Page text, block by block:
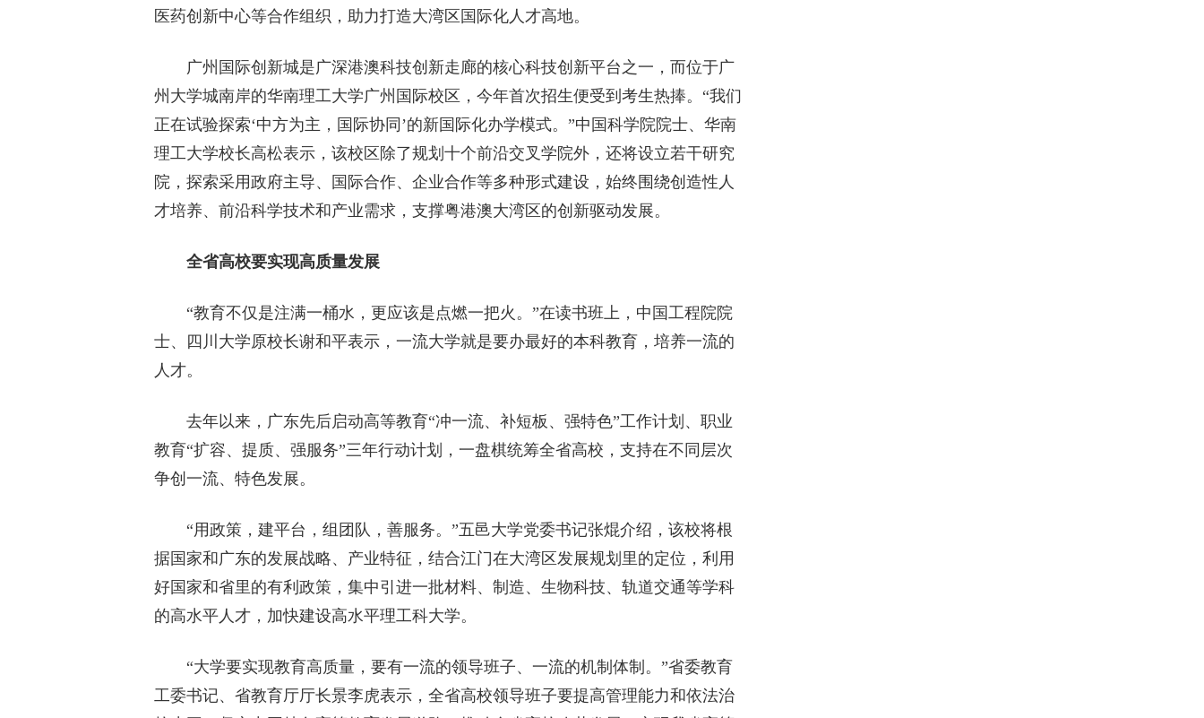
医药创新中心等合作组织，助力打造大湾区国际化人才高地。
广州国际创新城是广深港澳科技创新走廊的核心科技创新平台之一，而位于广
州大学城南岸的华南理工大学广州国际校区，今年首次招生便受到考生热捧。“我们
正在试验探索‘中方为主，国际协同’的新国际化办学模式。”中国科学院院士、华南
理工大学校长高松表示，该校区除了规划十个前沿交叉学院外，还将设立若干研究
院，探索采用政府主导、国际合作、企业合作等多种形式建设，始终围绕创造性人
才培养、前沿科学技术和产业需求，支撑粤港澳大湾区的创新驱动发展。
全省高校要实现高质量发展
“教育不仅是注满一桶水，更应该是点燃一把火。”在读书班上，中国工程院院
士、四川大学原校长谢和平表示，一流大学就是要办最好的本科教育，培养一流的
人才。
去年以来，广东先后启动高等教育“冲一流、补短板、强特色”工作计划、职业
教育“扩容、提质、强服务”三年行动计划，一盘棋统筹全省高校，支持在不同层次
争创一流、特色发展。
“用政策，建平台，组团队，善服务。”五邑大学党委书记张焜介绍，该校将根
据国家和广东的发展战略、产业特征，结合江门在大湾区发展规划里的定位，利用
好国家和省里的有利政策，集中引进一批材料、制造、生物科技、轨道交通等学科
的高水平人才，加快建设高水平理工科大学。
“大学要实现教育高质量，要有一流的领导班子、一流的机制体制。”省委教育
工委书记、省教育厅厅长景李虎表示，全省高校领导班子要提高管理能力和依法治